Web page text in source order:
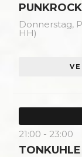
Donnerstag,
HH)
21:00 - 23:00